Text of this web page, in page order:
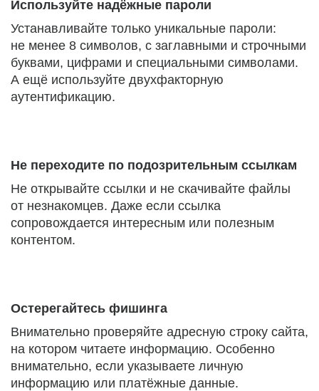
Используйте надёжные пароли
Устанавливайте только уникальные пароли:
не менее 8 символов, с заглавными и строчными
буквами, цифрами и специальными символами.
А ещё используйте двухфакторную
аутентификацию.
Не переходите по подозрительным ссылкам
Не открывайте ссылки и не скачивайте файлы
от незнакомцев. Даже если ссылка
сопровождается интересным или полезным
контентом.
Остерегайтесь фишинга
Внимательно проверяйте адресную строку сайта,
на котором читаете информацию. Особенно
внимательно, если указываете личную
информацию или платёжные данные.